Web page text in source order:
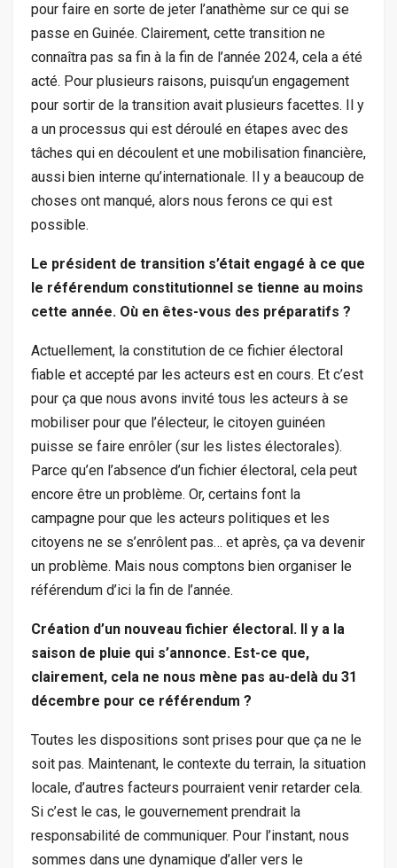
pour faire en sorte de jeter l’anathème sur ce qui se
passe en Guinée. Clairement, cette transition ne
connaîtra pas sa fin à la fin de l’année 2024, cela a été
acté. Pour plusieurs raisons, puisqu’un engagement
pour sortir de la transition avait plusieurs facettes. Il y
a un processus qui est déroulé en étapes avec des
tâches qui en découlent et une mobilisation financière,
aussi bien interne qu’internationale. Il y a beaucoup de
choses ont manqué, alors nous ferons ce qui est
possible.
Le président de transition s’était engagé à ce que
le référendum constitutionnel se tienne au moins
cette année. Où en êtes-vous des préparatifs ?
Actuellement, la constitution de ce fichier électoral
fiable et accepté par les acteurs est en cours. Et c’est
pour ça que nous avons invité tous les acteurs à se
mobiliser pour que l’électeur, le citoyen guinéen
puisse se faire enrôler (sur les listes électorales).
Parce qu’en l’absence d’un fichier électoral, cela peut
encore être un problème. Or, certains font la
campagne pour que les acteurs politiques et les
citoyens ne se s’enrôlent pas… et après, ça va devenir
un problème. Mais nous comptons bien organiser le
référendum d’ici la fin de l’année.
Création d’un nouveau fichier électoral. Il y a la
saison de pluie qui s’annonce. Est-ce que,
clairement, cela ne nous mène pas au-delà du 31
décembre pour ce référendum ?
Toutes les dispositions sont prises pour que ça ne le
soit pas. Maintenant, le contexte du terrain, la situation
locale, d’autres facteurs pourraient venir retarder cela.
Si c’est le cas, le gouvernement prendrait la
responsabilité de communiquer. Pour l’instant, nous
sommes dans une dynamique d’aller vers le